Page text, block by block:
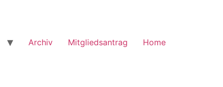
Archiv Mitgliedsantrag Home